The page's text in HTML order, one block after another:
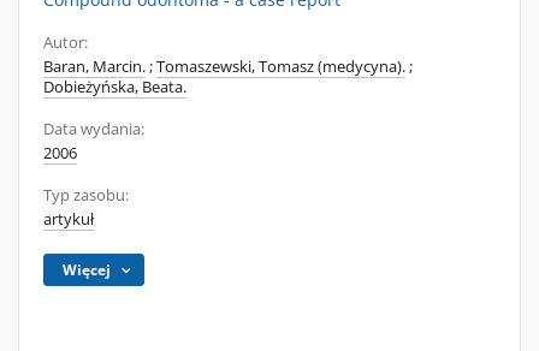
Autor:
Baran, Marcin.;Tomaszewski, Tomasz (medycyna).;
Dobieżyńska, Beata.
Data wydania:
2006
Typ zasobu:
artykuł
Więcej